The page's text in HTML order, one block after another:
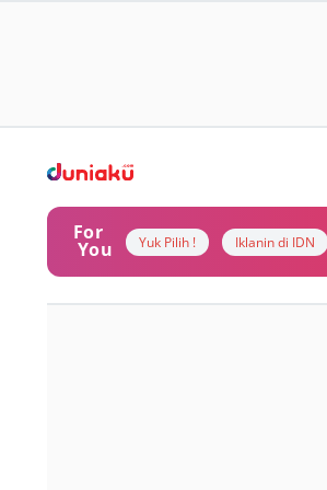
For
You Yuk Pilih ! Iklanin di IDN